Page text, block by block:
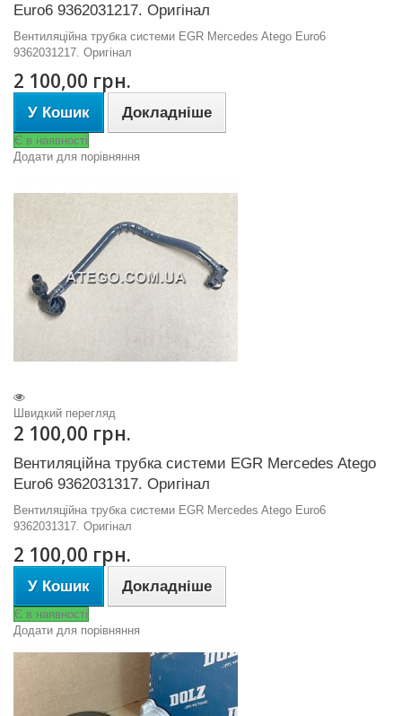
Euro6 9362031217. Оригінал
Вентиляційна трубка системи EGR Mercedes Atego Euro6
9362031217. Оригінал
2 100,00 грн.
У Кошик Докладніше
Є в наявності
Додати для порівняння
Швидкий перегляд
2 100,00 грн.
Вентиляційна трубка системи EGR Mercedes Atego
Euro6 9362031317. Оригінал
Вентиляційна трубка системи EGR Mercedes Atego Euro6
9362031317. Оригінал
2 100,00 грн.
У Кошик Докладніше
Є в наявності
Додати для порівняння